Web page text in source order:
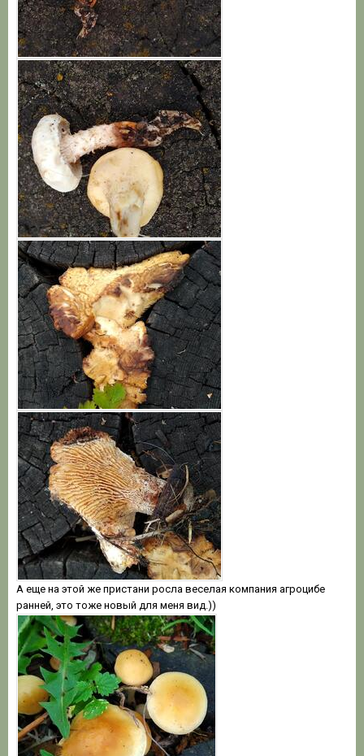
А еще на этой же пристани росла веселая компания агроцибе
ранней, это тоже новый для меня вид.))